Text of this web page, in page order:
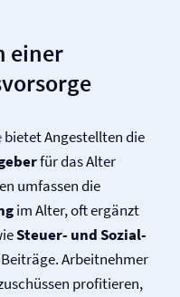
einer
bietet Angestellten die
für das Alter
umfassen die
im Alter, oft ergänzt
Steuer- und Sozial­
Arbeitnehmer
profitieren,